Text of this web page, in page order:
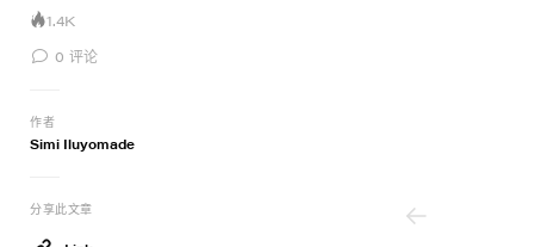
1.4K
0 评论
作者
Simi Iluyomade
分享此文章